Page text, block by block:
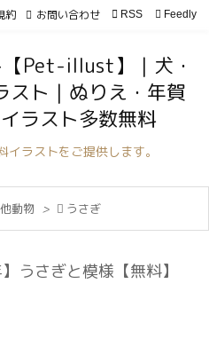


サイド

約 お問い合わせ  RSS Feedly
Pet-illust】｜犬・
スト｜ぬりえ・年賀
ラスト多数無料
ラストをご提供します。
動物 >  うさぎ
うさぎと模様【無料】